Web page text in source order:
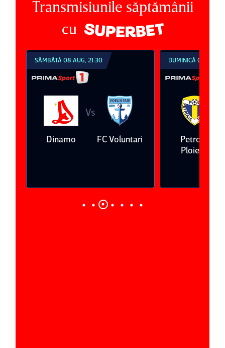
Transmisiunile săptămânii
cu
SÂMBĂTĂ 08 AUG, 21:30
Dinamo
Vs
FC Voluntari
DUMINICĂ 09 AUG,
Petrolul
Ploieşti